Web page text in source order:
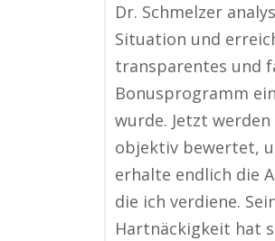
Dr. Schmelzer
Situation und
transparentes und
Bonusprogramm
wurde. Jetzt
objektiv bewertet,
erhalte endlich die
die ich verdiene.
Hartnäckigkeit hat